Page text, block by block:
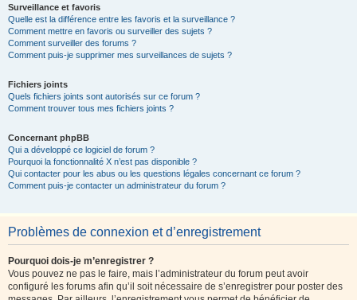
Surveillance et favoris
Quelle est la différence entre les favoris et la surveillance ?
Comment mettre en favoris ou surveiller des sujets ?
Comment surveiller des forums ?
Comment puis-je supprimer mes surveillances de sujets ?
Fichiers joints
Quels fichiers joints sont autorisés sur ce forum ?
Comment trouver tous mes fichiers joints ?
Concernant phpBB
Qui a développé ce logiciel de forum ?
Pourquoi la fonctionnalité X n’est pas disponible ?
Qui contacter pour les abus ou les questions légales concernant ce forum ?
Comment puis-je contacter un administrateur du forum ?
Problèmes de connexion et d’enregistrement
Pourquoi dois-je m’enregistrer ?
Vous pouvez ne pas le faire, mais l’administrateur du forum peut avoir
configuré les forums afin qu’il soit nécessaire de s’enregistrer pour poster des